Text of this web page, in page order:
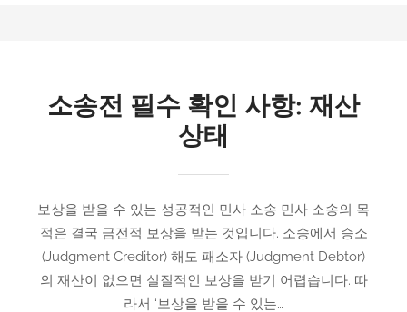
소송전 필수 확인 사항: 재산
상태
보상을 받을 수 있는 성공적인 민사 소송 민사 소송의 목
적은 결국 금전적 보상을 받는 것입니다. 소송에서 승소
(Judgment Creditor) 해도 패소자 (Judgment Debtor)
의 재산이 없으면 실질적인 보상을 받기 어렵습니다. 따
라서 ‘보상을 받을 수 있는…